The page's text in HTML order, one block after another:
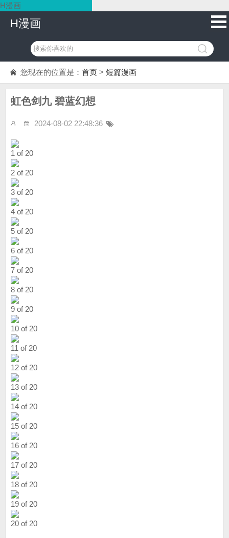
H漫画
H漫画
您现在的位置是： 首页 > 短篇漫画
虹色剑九 碧蓝幻想
2024-08-02 22:48:36
1 of 20
2 of 20
3 of 20
4 of 20
5 of 20
6 of 20
7 of 20
8 of 20
9 of 20
10 of 20
11 of 20
12 of 20
13 of 20
14 of 20
15 of 20
16 of 20
17 of 20
18 of 20
19 of 20
20 of 20